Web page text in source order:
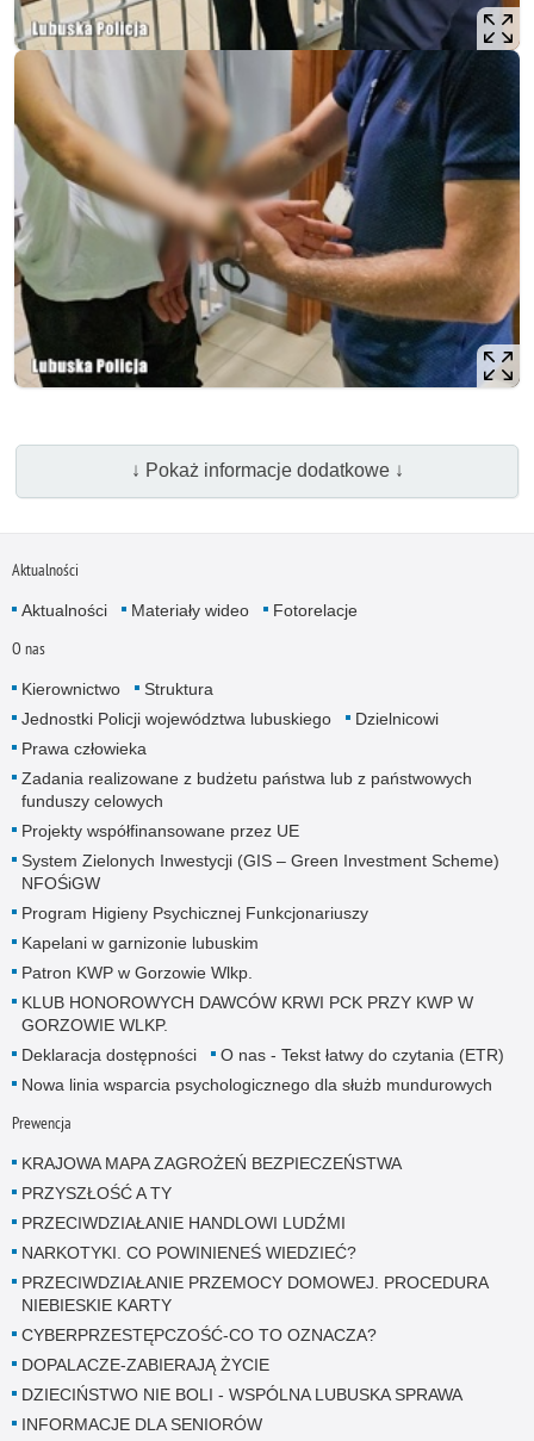
↓ Pokaż informacje dodatkowe ↓
Aktualności
Aktualności Materiały wideo Fotorelacje
O nas
Kierownictwo
Struktura
Jednostki Policji województwa lubuskiego
Dzielnicowi
Prawa człowieka
Zadania realizowane z budżetu państwa lub z państwowych
funduszy celowych
Projekty współfinansowane przez UE
System Zielonych Inwestycji (GIS – Green Investment Scheme)
NFOŚiGW
Program Higieny Psychicznej Funkcjonariuszy
Kapelani w garnizonie lubuskim
Patron KWP w Gorzowie Wlkp.
KLUB HONOROWYCH DAWCÓW KRWI PCK PRZY KWP W
GORZOWIE WLKP.
Deklaracja dostępności
O nas - Tekst łatwy do czytania (ETR)
Nowa linia wsparcia psychologicznego dla służb mundurowych
Prewencja
KRAJOWA MAPA ZAGROŻEŃ BEZPIECZEŃSTWA
PRZYSZŁOŚĆ A TY
PRZECIWDZIAŁANIE HANDLOWI LUDŹMI
NARKOTYKI. CO POWINIENEŚ WIEDZIEĆ?
PRZECIWDZIAŁANIE PRZEMOCY DOMOWEJ. PROCEDURA
NIEBIESKIE KARTY
CYBERPRZESTĘPCZOŚĆ-CO TO OZNACZA?
DOPALACZE-ZABIERAJĄ ŻYCIE
DZIECIŃSTWO NIE BOLI - WSPÓLNA LUBUSKA SPRAWA
INFORMACJE DLA SENIORÓW